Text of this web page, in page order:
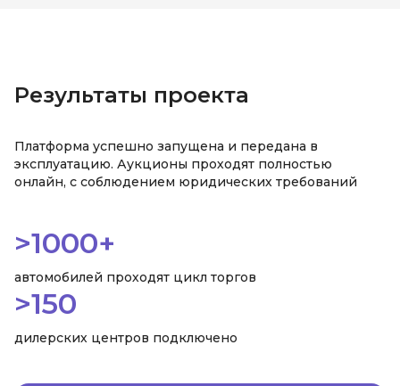
Результаты проекта
Платформа успешно запущена и передана в
эксплуатацию. Аукционы проходят полностью
онлайн, с соблюдением юридических требований
>1000+
автомобилей проходят цикл торгов
>150
дилерских центров подключено